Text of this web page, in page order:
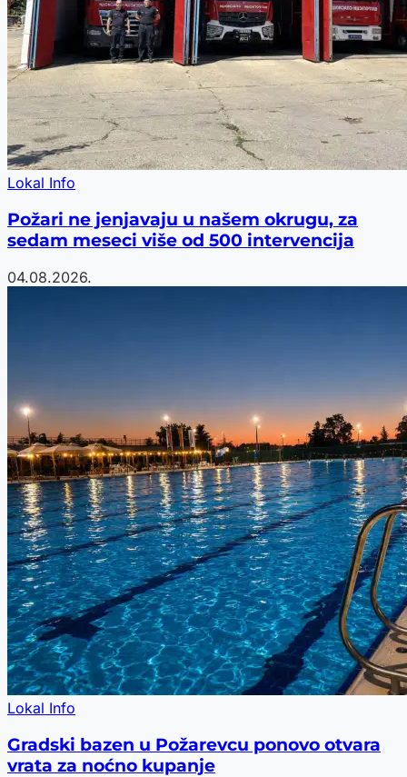
Lokal Info
Požari ne jenjavaju u našem okrugu, za
sedam meseci više od 500 intervencija
04.08.2026.
Lokal Info
Gradski bazen u Požarevcu ponovo otvara
vrata za noćno kupanje